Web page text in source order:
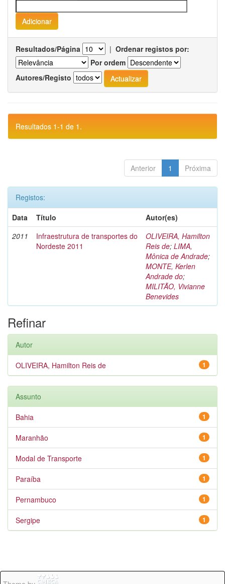
Resultados/Página | Ordenar registos por:
Por ordem
Autores/Registo
Resultados 1-1 de 1.
Anterior 1 Próxima
Registos:
Data
Título
Autor(es)
2011
Infraestrutura de transportes do
Nordeste 2011
OLIVEIRA, Hamilton
Reis de; LIMA,
Mônica de Andrade;
MONTE, Kerlen
Andrade do;
MILITÃO, Vivianne
Benevides
Refinar
Autor
1
OLIVEIRA, Hamilton Reis de
Assunto
1
Bahia
1
Maranhão
1
Modal de Transporte
1
Paraíba
1
Pernambuco
1
Sergipe